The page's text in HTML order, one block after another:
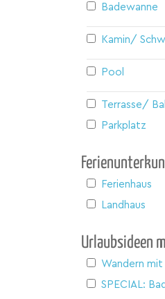
Badewanne
Kamin/
Pool
Terrasse/
Parkplatz
Ferienhaus
Landhaus
Urlaubsideen
Wandern mit
SPECIAL: